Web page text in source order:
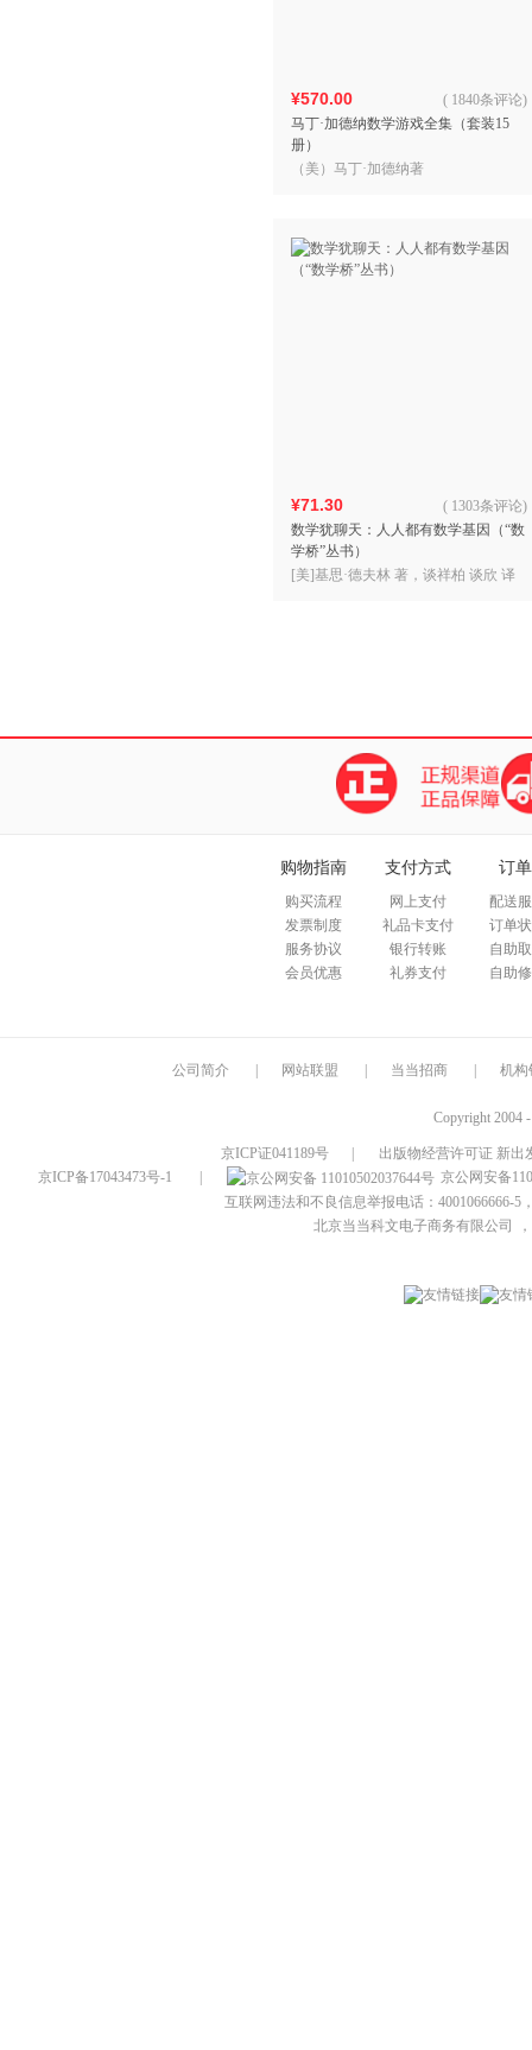
¥570.00
马丁·加德纳数学游戏全集（套装15
册）
( 1840条评论)
（美）马丁·加德纳著
¥71.30
数学犹聊天：人人都有数学基因（“数
学桥”丛书）
( 1303条评论)
[美]基思·德夫林 著，谈祥柏 谈欣 译
购物指南
购买流程
发票制度
服务协议
会员优惠
支付方式
网上支付
礼品卡支付
银行转账
礼券支付
订
配送
订单
自助
自助
公司简介 网站联盟 当当招商 机构
Copyright 2004
京ICP证041189号
出版物经营许可证 新出
京ICP备17043473号-1
京公网安备
互联网违法和不良信息举报电话：4001066666-5
北京当当科文电子商务有限公司